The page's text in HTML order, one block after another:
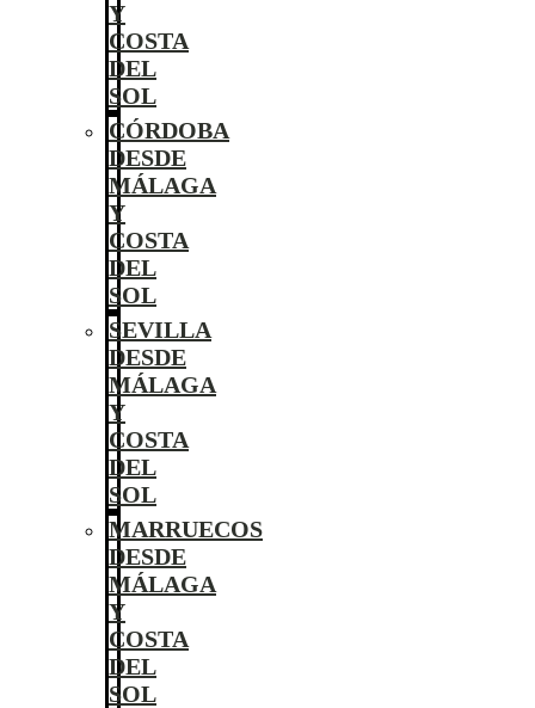
Y
COSTA
DEL
SOL
CÓRDOBA
DESDE
MÁLAGA
Y
COSTA
DEL
SOL
SEVILLA
DESDE
MÁLAGA
Y
COSTA
DEL
SOL
MARRUECOS
DESDE
MÁLAGA
Y
COSTA
DEL
SOL